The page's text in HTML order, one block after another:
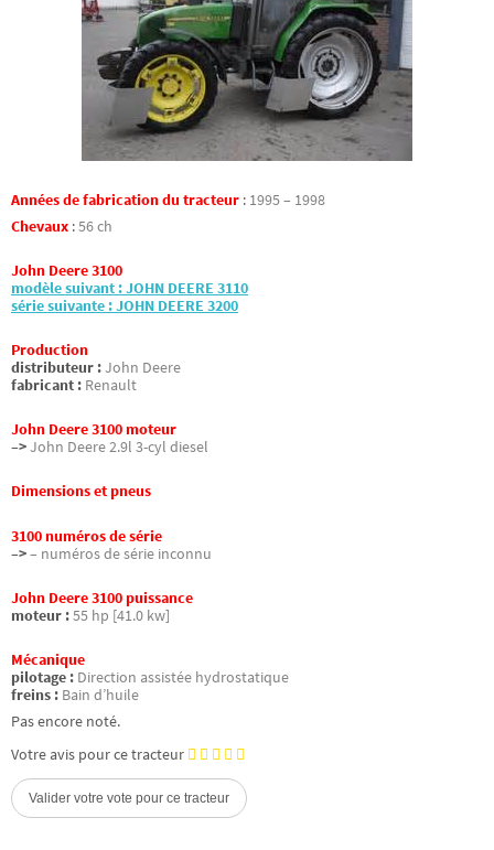
Années de fabrication du tracteur : 1995 – 1998
Chevaux :56 ch
John Deere 3100
modèle suivant : JOHN DEERE 3110
série suivante : JOHN DEERE 3200
Production
distributeur :John Deere
fabricant : Renault
John Deere 3100 moteur
–>John Deere 2.9l 3-cyl diesel
Dimensions et pneus
3100 numéros de série
–>– numéros de série inconnu
John Deere 3100 puissance
moteur :55 hp [41.0 kw]
Mécanique
pilotage : Direction assistée hydrostatique
freins : Bain d’huile
Pas encore noté.
Votre avis pour ce tracteur